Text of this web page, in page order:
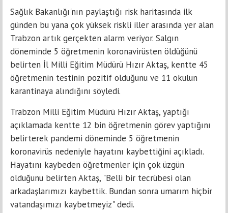
Sağlık Bakanlığı'nın paylaştığı risk haritasında ilk
günden bu yana çok yüksek riskli iller arasında yer alan
Trabzon artık gerçekten alarm veriyor. Salgın
döneminde 5 öğretmenin koronavirüsten öldüğünü
belirten İl Milli Eğitim Müdürü Hızır Aktaş, kentte 45
öğretmenin testinin pozitif olduğunu ve 11 okulun
karantinaya alındığını söyledi.
Trabzon Milli Eğitim Müdürü Hızır Aktaş, yaptığı
açıklamada kentte 12 bin öğretmenin görev yaptığını
belirterek pandemi döneminde 5 öğretmenin
koronavirüs nedeniyle hayatını kaybettiğini açıkladı.
Hayatını kaybeden öğretmenler için çok üzgün
olduğunu belirten Aktaş, "Belli bir tecrübesi olan
arkadaşlarımızı kaybettik. Bundan sonra umarım hiçbir
vatandaşımızı kaybetmeyiz" dedi.